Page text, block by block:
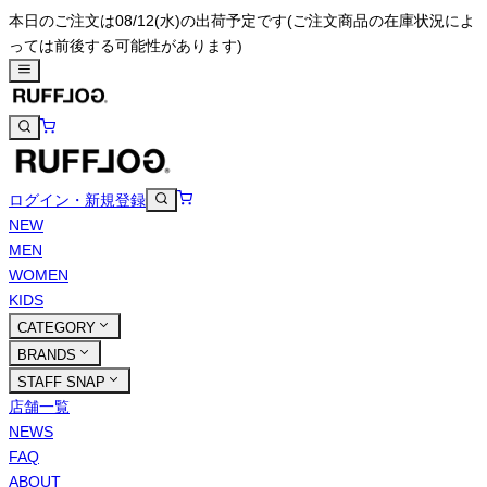
本日のご注文は08/12(水)の出荷予定です(ご注文商品の在庫状況によ
っては前後する可能性があります)
ログイン・新規登録
NEW
MEN
WOMEN
KIDS
CATEGORY
BRANDS
STAFF SNAP
店舗一覧
NEWS
FAQ
ABOUT